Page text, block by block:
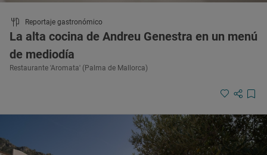
Reportaje gastronómico
La alta cocina de Andreu Genestra en un menú
de mediodía
Restaurante 'Aromata' (Palma de Mallorca)